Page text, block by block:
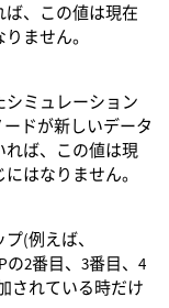
、この値は現在
ません。
シミュレーション
ドが新しいデータ
れば、この値は現
はなりません。
(例えば、
の2番目、3番目、4
されている時だけ